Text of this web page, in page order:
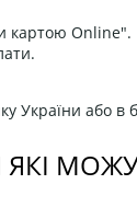
картою Online".
України або в